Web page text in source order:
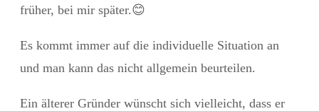
früher, bei mir später.😊
Es kommt immer auf die individuelle Situation an
und man kann das nicht allgemein beurteilen.
Ein älterer Gründer wünscht sich vielleicht, dass er